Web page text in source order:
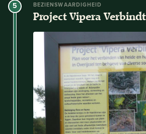
5 BEZIENSWAARDIGHEID
Project Vipera Verbindt